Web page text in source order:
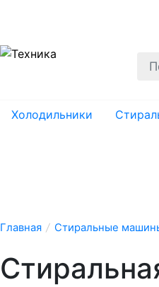
Холодильники
Главная / Стиральные